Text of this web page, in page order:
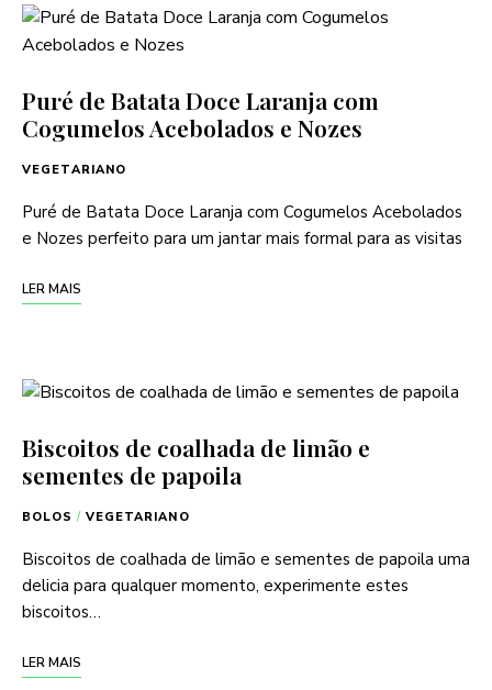
Puré de Batata Doce Laranja com
Cogumelos Acebolados e Nozes
VEGETARIANO
Puré de Batata Doce Laranja com Cogumelos Acebolados
e Nozes perfeito para um jantar mais formal para as visitas
LER MAIS
Biscoitos de coalhada de limão e
sementes de papoila
BOLOS / VEGETARIANO
Biscoitos de coalhada de limão e sementes de papoila uma
delicia para qualquer momento, experimente estes
biscoitos…
LER MAIS